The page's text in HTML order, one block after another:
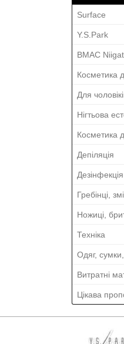
Surface
Y.S.Park
BMAC
Косметика
Для
Нігтьова
Косметика
Депіляція
Дезінфекція
Гребінці,
Ножиці,
Техніка
Одяг,
Витратні
Цікава